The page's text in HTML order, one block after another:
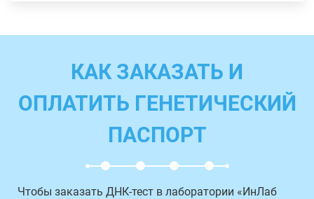
КАК ЗАКАЗАТЬ И
ОПЛАТИТЬ ГЕНЕТИЧЕСКИЙ
ПАСПОРТ
Чтобы заказать ДНК-тест в лаборатории «ИнЛаб